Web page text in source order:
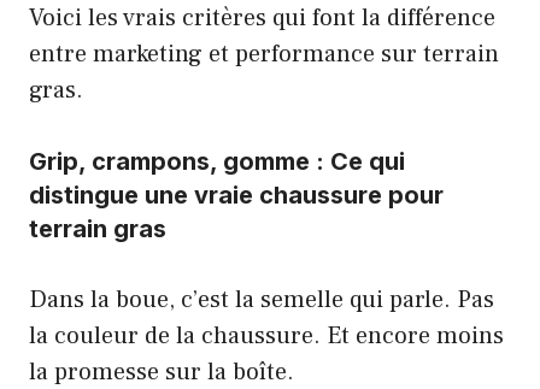
Voici les vrais critères qui font la différence
entre marketing et performance sur terrain
gras.
Grip, crampons, gomme : Ce qui
distingue une vraie chaussure pour
terrain gras
Dans la boue, c’est la semelle qui parle. Pas
la couleur de la chaussure. Et encore moins
la promesse sur la boîte.